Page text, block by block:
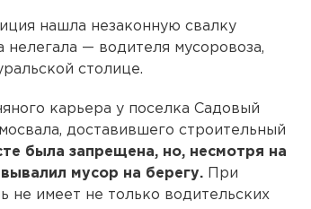
нашла незаконную свалку
нелегала — водителя мусоровоза,
столице.
карьера у поселка Садовый
доставившего строительный
была запрещена, но, несмотря на
мусор на берегу. При
не имеет не только водительских